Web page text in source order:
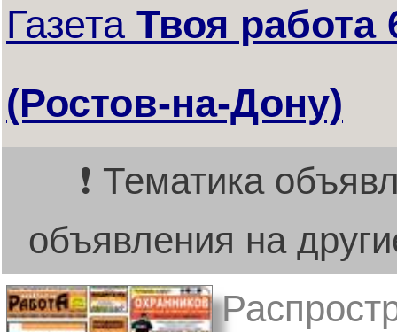
Газета Твоя работа
(Ростов-на-Дону)
❗ Тематика
объявления на